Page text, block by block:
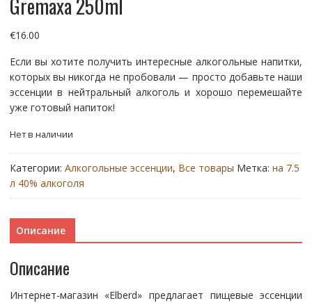
Gremaxa 250ml
€16.00
Если вы хотите получить интересные алкогольные напитки,
которых вы никогда не пробовали — просто добавьте наши
эссенции в нейтральный алкоголь и хорошо перемешайте
уже готовый напиток!
Нет в наличии
Категории: Алкогольные эссенции, Все товары Метка: на 7.5
л 40% алкоголя
Описание
Описание
Интернет-магазин «Elberd» предлагает пищевые эссенции